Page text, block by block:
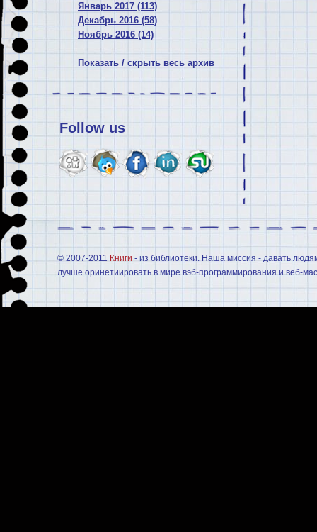
Январь 2017 (113)
Декабрь 2016 (58)
Ноябрь 2016 (14)
Показать / скрыть весь архив
Follow us
© 2007-2011 Книги - из библиотеки. Наша миссия - давать
лучше оринетиировать в мире вэб-программирования и веб-